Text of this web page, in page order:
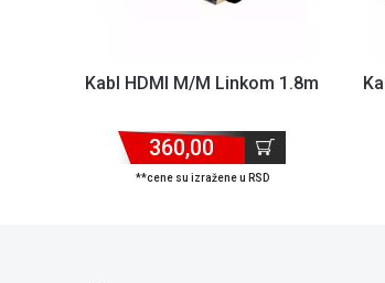
Kabl HDMI M/M Linkom 1.8m
360,00
**cene su izražene u RSD